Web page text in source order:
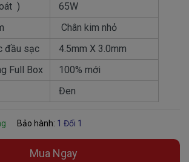
)
65W
Chân kim nhỏ
đầu sạc
4.5mm X 3.0mm
Full Box
100% mới
Đen
Bảo hành: 1 Đổi 1
Mua Ngay